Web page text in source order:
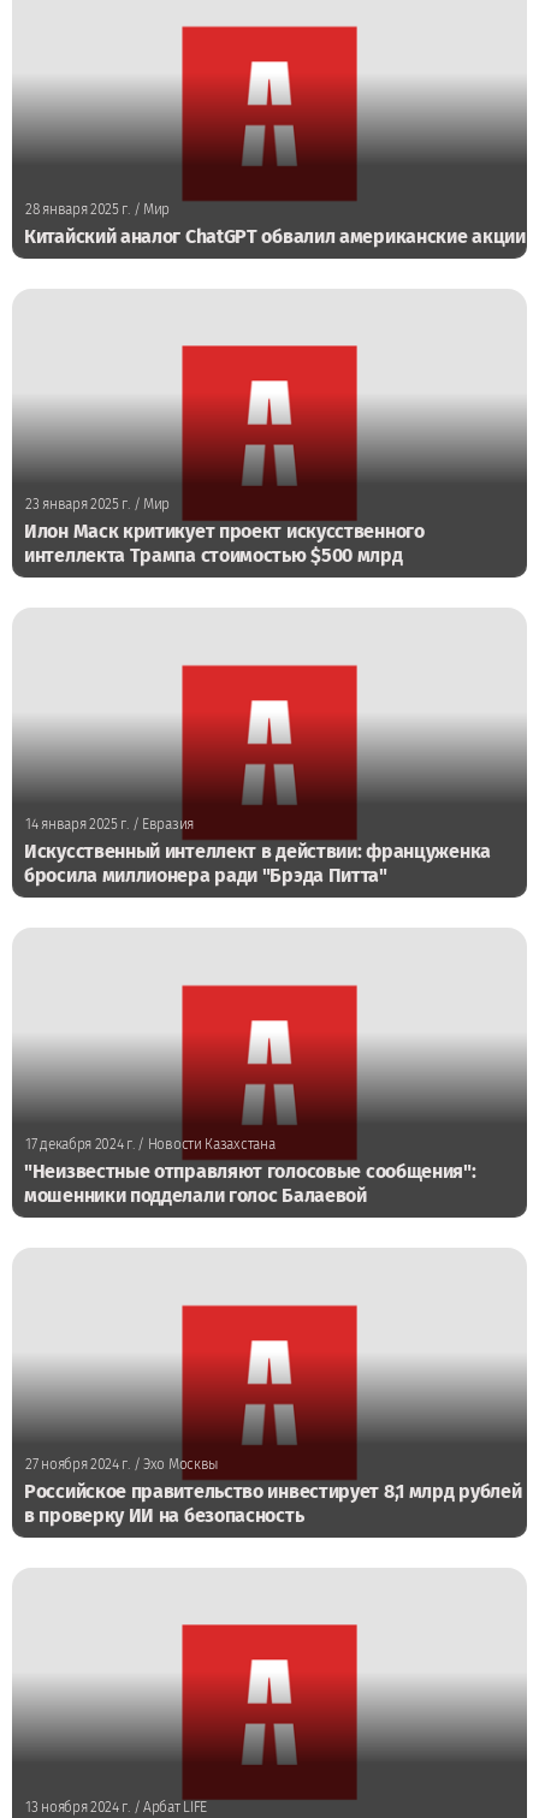
28 января 2025 г. / Мир
Китайский аналог ChatGPT обвалил американские акции
23 января 2025 г./ Мир
Илон Маск критикует проект искусственного
интеллекта Трампа стоимостью $500 млрд
14 января 2025 г./ Евразия
Искусственный интеллект в действии: француженка
бросила миллионера ради "Брэда Питта"
17 декабря 2024 г./ Новости Казахстана
"Неизвестные отправляют голосовые сообщения":
мошенники подделали голос Балаевой
27 ноября 2024 г. / Эхо Москвы
Российское правительство инвестирует 8,1 млрд рублей
в проверку ИИ на безопасность
13 ноября 2024 г./ Арбат LIFE